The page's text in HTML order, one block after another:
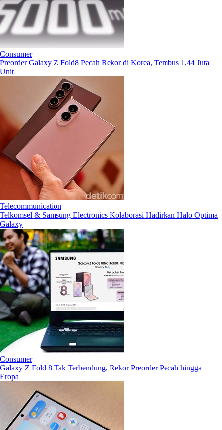
Consumer
Preorder Galaxy Z Fold8 Pecah Rekor di Korea, Tembus 1,44 Juta
Unit
Telecommunication
Telkomsel & Samsung Electronics Kolaborasi Hadirkan Halo Optima
Galaxy
Consumer
Galaxy Z Fold 8 Tak Terbendung, Rekor Preorder Pecah hingga
Eropa